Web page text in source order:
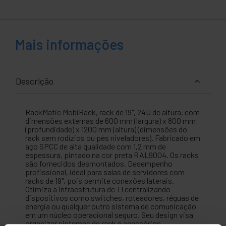
Mais informações
Descrição
RackMatic MobiRack, rack de 19", 24U de altura, com
dimensões externas de 600 mm (largura) x 800 mm
(profundidade) x 1200 mm (altura) (dimensões do
rack sem rodízios ou pés niveladores). Fabricado em
aço SPCC de alta qualidade com 1,2 mm de
espessura, pintado na cor preta RAL9004. Os racks
são fornecidos desmontados. Desempenho
profissional, ideal para salas de servidores com
racks de 19", pois permite conexões laterais.
Otimiza a infraestrutura de TI centralizando
dispositivos como switches, roteadores, réguas de
energia ou qualquer outro sistema de comunicação
em um núcleo operacional seguro. Seu design visa
organizar sistemas de rack e acessórios,